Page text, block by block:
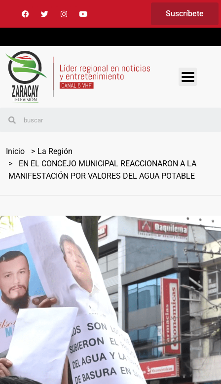
Suscríbete
Inicio
La Región
EN EL CONCEJO MUNICIPAL REACCIONARON A LA
MANIFESTACIÓN POR VALORES DEL AGUA POTABLE